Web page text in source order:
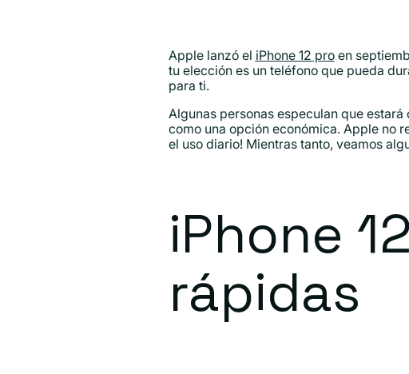
Apple lanzó el iPhone 12 proen
tu elección es un teléfono que pueda
para ti.
Algunas personas especulan que
como una opción económica. Apple no
el uso diario! Mientras tanto, veamos
iPhone
rápidas